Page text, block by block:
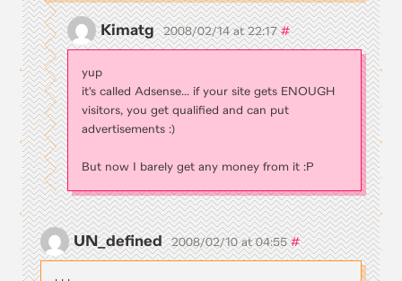
Kimatg 2008/02/14 at 22:17#
yup
it's called Adsense... if your site gets ENOUGH
visitors, you get qualified and can put
advertisements :)
But now I barely get any money from it :P
UN_defined 2008/02/10 at 04:55#